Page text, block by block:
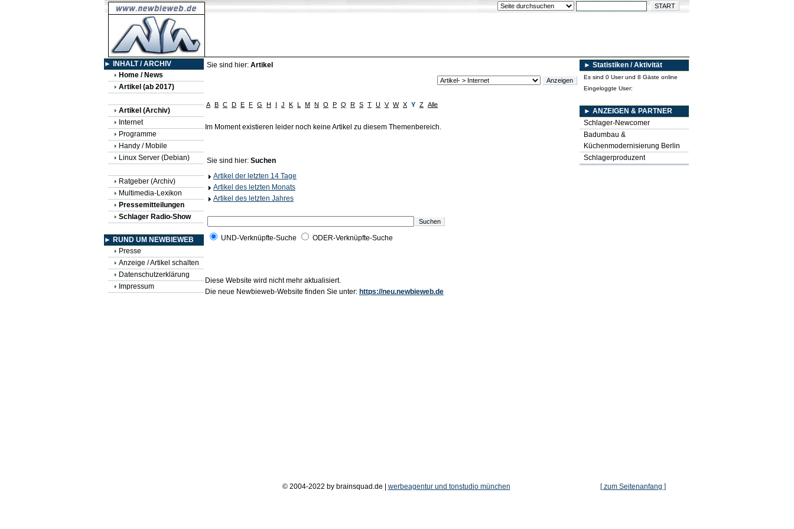
► INHALT / ARCHIV
Home / News
Artikel (ab 2017)
Artikel (Archiv)
Internet
Programme
Handy / Mobile
Linux Server (Debian)
Ratgeber (Archiv)
Multimedia-Lexikon
Pressemitteilungen
Schlager Radio-Show
► RUND UM NEWBIEWEB
Presse
Anzeige / Artikel schalten
Datenschutzerklärung
Impressum
Sie sind hier: Artikel
A B C D E F G H I J K L M N O P Q R S T U V W X Y Z Alle
Im Moment existieren leider noch keine Artikel zu diesem Themenbereich.
Sie sind hier: Suchen
Artikel der letzten 14 Tage
Artikel des letzten Monats
Artikel des letzten Jahres
UND-Verknüpfte-Suche ODER-Verknüpfte-Suche
Diese Website wird nicht mehr aktualisiert.
Die neue Newbieweb-Website finden Sie unter: https://neu.newbieweb.de
► Statistiken / Aktivität
Es sind 0 User und 8 Gäste online
Eingeloggte User:
► ANZEIGEN & PARTNER
Schlager-Newcomer
Badumbau &
Küchenmodernisierung Berlin
Schlagerproduzent
© 2004-2022 by brainsquad.de | werbeagentur und tonstudio münchen [ zum Seitenanfang ]